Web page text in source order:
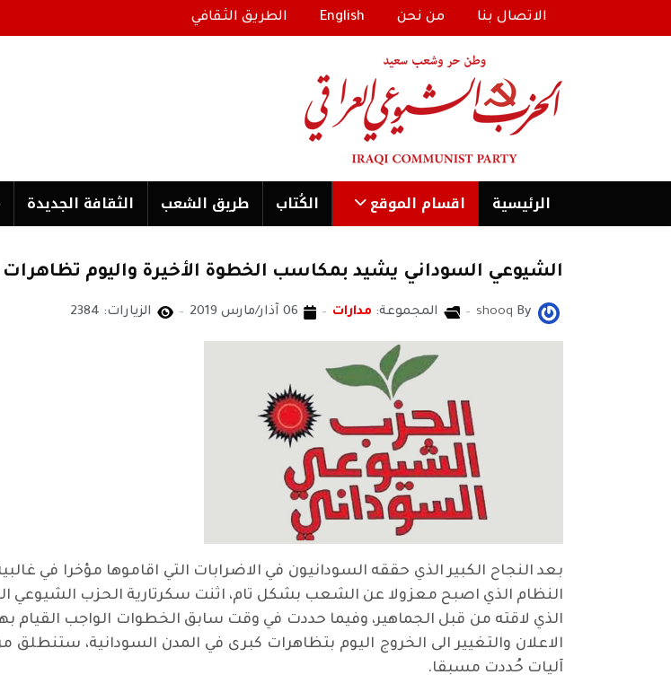
الاتصال بنا من نحن English الطريق الثقافي
الرئیسية اقسام الموقع الكُتاب طریق الشعب الثقافة الجدیدة
الشيوعي السوداني يشيد بمكاسب الخطوة الأخيرة واليوم
By
shooq المجموعة: مدارات 06 آذار/مارس 2019 الزيارات: 2384
بعد النجاح الكبير الذي حققه السودانيون في الاضرابات التي اقاموها مؤخرا في
النظام الذي اصبح معزولا عن الشعب بشكل تام، اثنت سكرتارية الحزب الشيوعي
الذي لاقته من قبل الجماهير، وفيما حددت في وقت سابق الخطوات الواجب القيام
الاعلان والتغيير الى الخروج اليوم بتظاهرات كبرى في المدن السودانية،
آليات حُددت مسبقا.